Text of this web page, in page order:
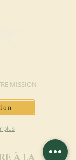
MISSION
plus